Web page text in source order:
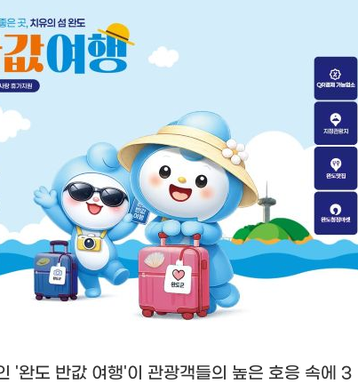
'완도 반값 여행'이 관광객들의 높은 호응 속에 3